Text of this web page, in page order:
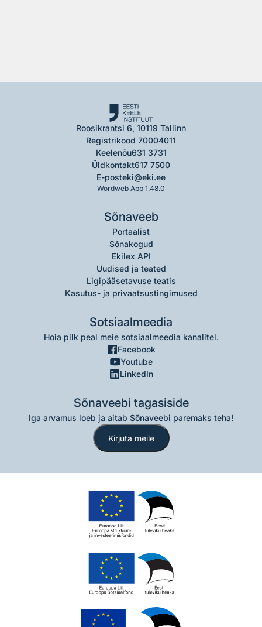
Roosikrantsi 6, 10119 Tallinn
Registrikood 70004011
Keelenõu631 3731
Üldkontakt617 7500
E-posteki@eki.ee
Wordweb App 1.48.0
Sõnaveeb
Portaalist
Sõnakogud
Ekilex API
Uudised ja teated
Ligipääsetavuse teatis
Kasutus- ja privaatsustingimused
Sotsiaalmeedia
Hoia pilk peal meie sotsiaalmeedia kanalitel.
Facebook
Youtube
LinkedIn
Sõnaveebi tagasiside
Iga arvamus loeb ja aitab Sõnaveebi paremaks teha!
Kirjuta meile